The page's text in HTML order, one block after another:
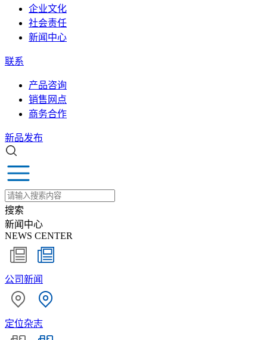
企业文化
社会责任
新闻中心
联系
产品咨询
销售网点
商务合作
新品发布
搜索
新闻中心
NEWS CENTER
公司新闻
定位杂志